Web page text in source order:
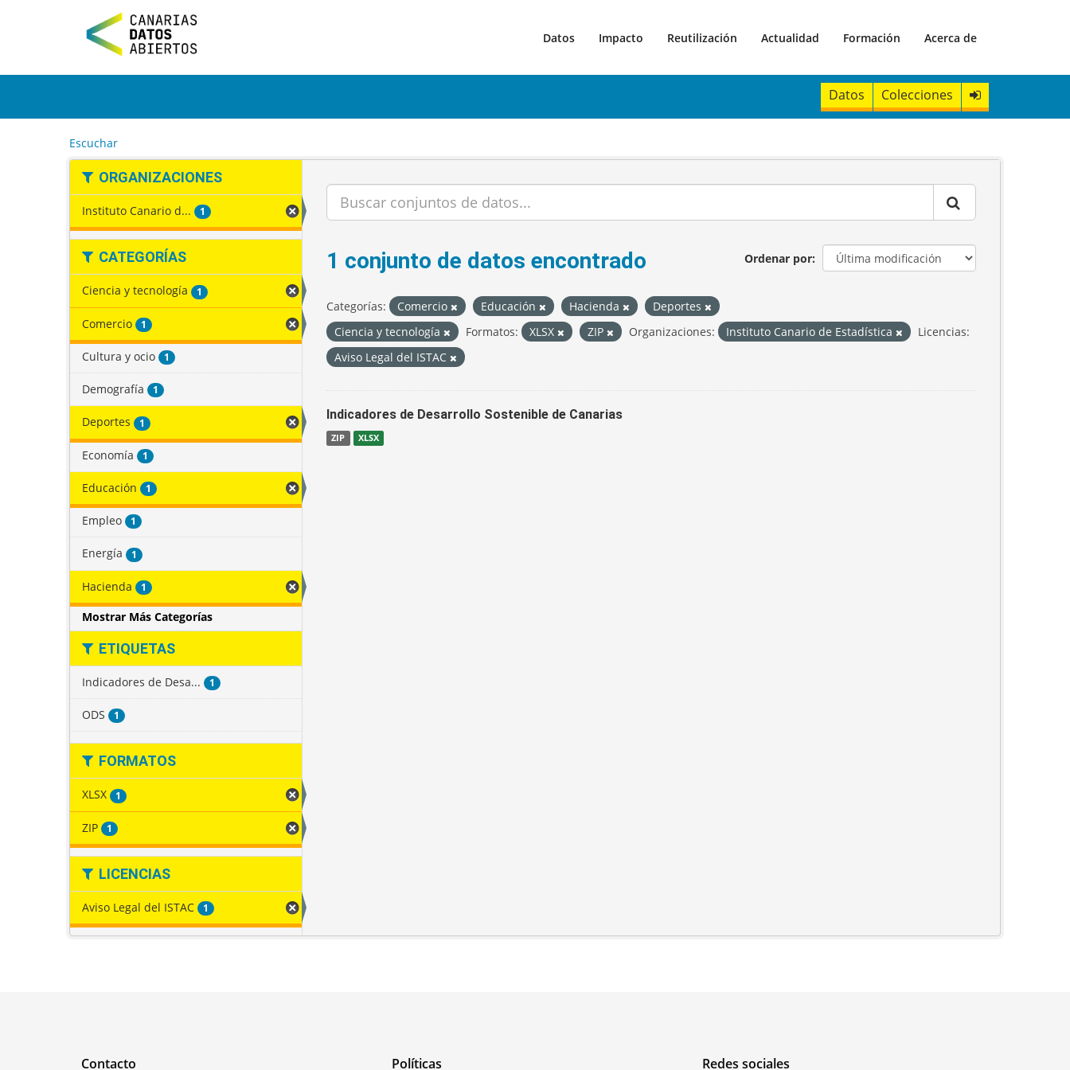
t
Datos Impacto Reutilización Actualidad Formación Acerca de
Datos Colecciones
Escuchar
ORGANIZACIONES
Instituto Canario d... 1
CATEGORÍAS
Ciencia y tecnología 1
Comercio 1
Cultura y ocio 1
Demografía 1
Deportes 1
Economía 1
Educación 1
Empleo 1
Energía 1
Hacienda 1
Mostrar Más Categorías
ETIQUETAS
Indicadores de Desa... 1
ODS 1
FORMATOS
XLSX 1
ZIP 1
LICENCIAS
Aviso Legal del ISTAC 1
Ordenar por
1 conjunto de datos encontrado
Categorías: Comercio Educación Hacienda
Deportes
Ciencia y tecnología
Formatos: XLSX ZIP Organizaciones: Instituto Canario de Estadística
Licencias:
Aviso Legal del ISTAC
Indicadores de Desarrollo Sostenible de Canarias
ZIP XLSX
Contacto Políticas Redes sociales